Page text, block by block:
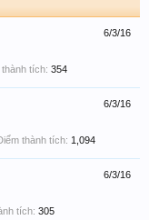
6/3/16
tích: 354
6/3/16
thành tích: 1,094
6/3/16
tích: 305